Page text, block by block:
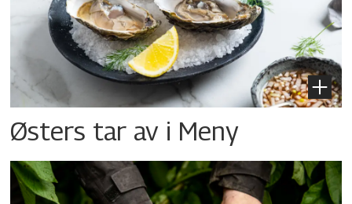
Østers tar av i Meny